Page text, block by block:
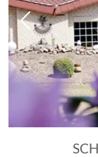
Vorheriges